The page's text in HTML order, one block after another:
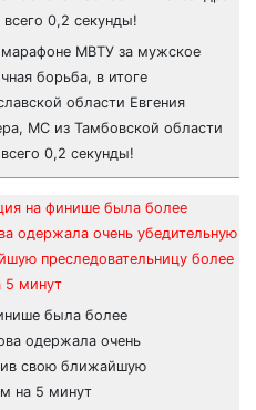
МВТУ за мужское
борьба, в итоге
области Евгения
МС из Тамбовской области
0,2 секунды!
была более
одержала очень
свою ближайшую
на 5 минут